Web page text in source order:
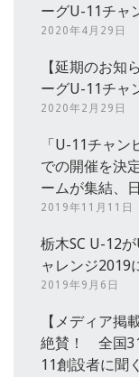
ーグU-11チャ
2020年4月29日
【延期のお知
ーグU-11チャ
2020年2月29日
「U-11チャ
での開催を決
ームが集結、
2019年11月11日
栃木SC U-12
ャレンジ2019
2019年9月6日
【メディア掲
絶賛！ 全国
11創設者に聞